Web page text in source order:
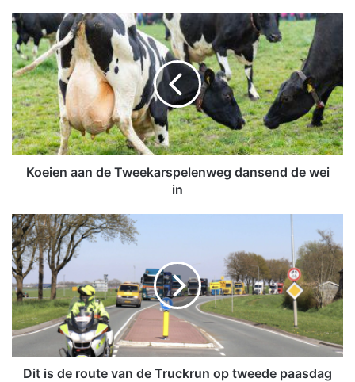
K
o
e
i
e
n
a
a
n
w
e
e
k
a
r
s
p
Koeien aan de Tweekarspelenweg dansend de wei
in
D
i
t
i
s
d
e
r
o
Dit is de route van de Truckrun op tweede paasdag